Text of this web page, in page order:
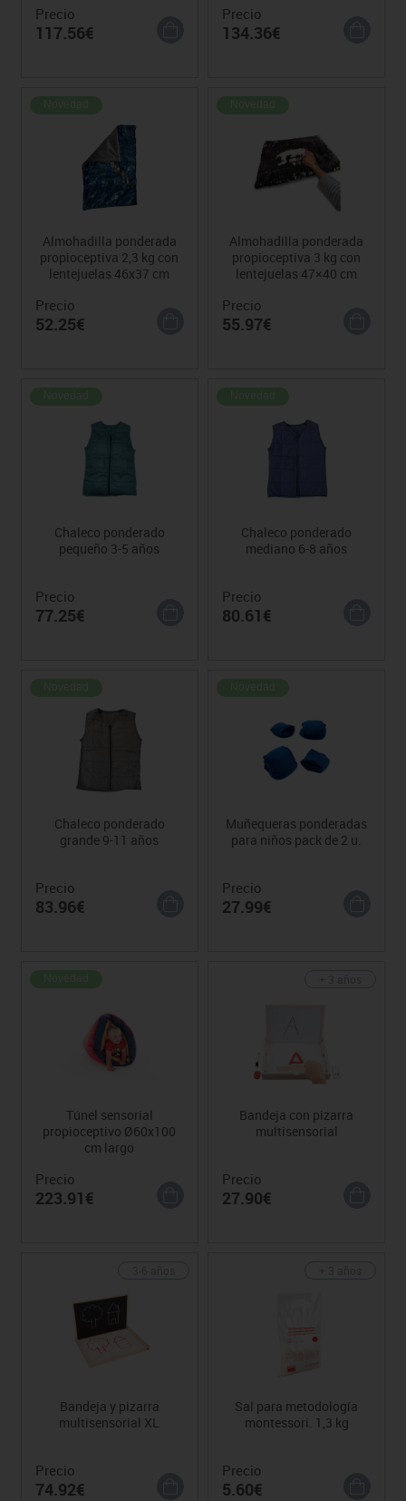
Precio
117.56€
Precio
134.36€
Almohadilla ponderada
propioceptiva 2,3 kg con
lentejuelas 46x37 cm
Precio
52.25€
Almohadilla ponderada
propioceptiva 3 kg con
lentejuelas 47×40 cm
Precio
55.97€
Chaleco ponderado
pequeño 3-5 años
Precio
77.25€
Chaleco ponderado
mediano 6-8 años
Precio
80.61€
Chaleco ponderado
grande 9-11 años
Precio
83.96€
Muñequeras ponderadas
para niños pack de 2 u.
Precio
27.99€
Túnel sensorial
propioceptivo Ø60x100
cm largo
Precio
223.91€
Bandeja con pizarra
multisensorial
Precio
27.90€
Bandeja y pizarra
multisensorial XL
Precio
74.92€
Sal para metodología
montessori. 1,3 kg
Precio
5.60€